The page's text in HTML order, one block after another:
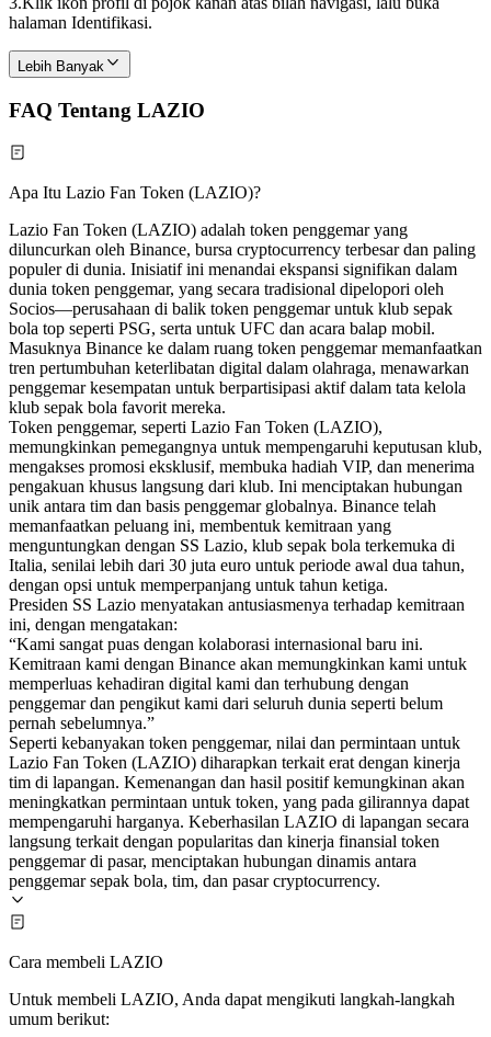
halaman Identifikasi.
Lebih Banyak
FAQ Tentang LAZIO
Apa Itu Lazio Fan Token (LAZIO)?
Lazio Fan Token (LAZIO) adalah token penggemar yang
diluncurkan oleh Binance, bursa cryptocurrency terbesar dan paling
populer di dunia. Inisiatif ini menandai ekspansi signifikan dalam
dunia token penggemar, yang secara tradisional dipelopori oleh
Socios—perusahaan di balik token penggemar untuk klub sepak
bola top seperti PSG, serta untuk UFC dan acara balap mobil.
Masuknya Binance ke dalam ruang token penggemar memanfaatkan
tren pertumbuhan keterlibatan digital dalam olahraga, menawarkan
penggemar kesempatan untuk berpartisipasi aktif dalam tata kelola
klub sepak bola favorit mereka.
Token penggemar, seperti Lazio Fan Token (LAZIO),
memungkinkan pemegangnya untuk mempengaruhi keputusan klub,
mengakses promosi eksklusif, membuka hadiah VIP, dan menerima
pengakuan khusus langsung dari klub. Ini menciptakan hubungan
unik antara tim dan basis penggemar globalnya. Binance telah
memanfaatkan peluang ini, membentuk kemitraan yang
menguntungkan dengan SS Lazio, klub sepak bola terkemuka di
Italia, senilai lebih dari 30 juta euro untuk periode awal dua tahun,
dengan opsi untuk memperpanjang untuk tahun ketiga.
Presiden SS Lazio menyatakan antusiasmenya terhadap kemitraan
ini, dengan mengatakan:
“Kami sangat puas dengan kolaborasi internasional baru ini.
Kemitraan kami dengan Binance akan memungkinkan kami untuk
memperluas kehadiran digital kami dan terhubung dengan
penggemar dan pengikut kami dari seluruh dunia seperti belum
pernah sebelumnya.”
Seperti kebanyakan token penggemar, nilai dan permintaan untuk
Lazio Fan Token (LAZIO) diharapkan terkait erat dengan kinerja
tim di lapangan. Kemenangan dan hasil positif kemungkinan akan
meningkatkan permintaan untuk token, yang pada gilirannya dapat
mempengaruhi harganya. Keberhasilan LAZIO di lapangan secara
langsung terkait dengan popularitas dan kinerja finansial token
penggemar di pasar, menciptakan hubungan dinamis antara
penggemar sepak bola, tim, dan pasar cryptocurrency.
Cara membeli LAZIO
Untuk membeli LAZIO, Anda dapat mengikuti langkah-langkah
umum berikut: